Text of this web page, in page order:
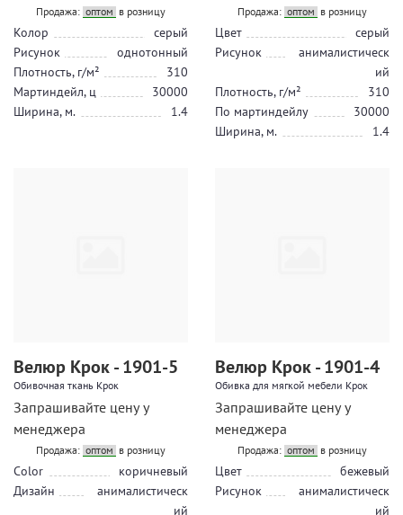
Продажа: оптом в розницу
Колор
серый
Рисунок
однотонный
Плотность, г/м²
310
Мартиндейл, ц
30000
Ширина, м.
1.4
Продажа: оптом в розницу
Цвет
серый
Рисунок
анималистическ
ий
Плотность, г/м²
310
По мартиндейлу
30000
Ширина, м.
1.4
Велюр Крок - 1901-5
Обивочная ткань Крок
Запрашивайте цену у
менеджера
Продажа: оптом в розницу
Color
коричневый
Дизайн
анималистическ
ий
Велюр Крок - 1901-4
Обивка для мягкой мебели Крок
Запрашивайте цену у
менеджера
Продажа: оптом в розницу
Цвет
бежевый
Рисунок
анималистическ
ий